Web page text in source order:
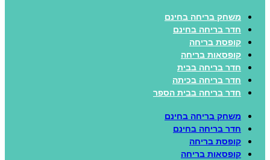
משחק בריחה בחינם
חדר בריחה בחינם
קופסת בריחה
קופסאות בריחה
חדר בריחה בבית
חדר בריחה בכיתה
חדר בריחה בבית הספר
משחק בריחה בחינם
חדר בריחה בחינם
קופסת בריחה
קופסאות בריחה